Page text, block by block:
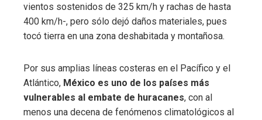
vientos sostenidos de 325 km/h y rachas de hasta
400 km/h-, pero sólo dejó daños materiales, pues
tocó tierra en una zona deshabitada y montañosa.
Por sus amplias líneas costeras en el Pacífico y el
Atlántico, México es uno de los países más
vulnerables al embate de huracanes, con al
menos una decena de fenómenos climatológicos al